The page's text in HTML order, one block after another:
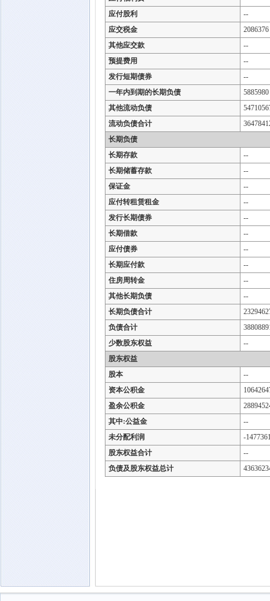
应付股利
--
应交税金
2086376
其他应交款
--
预提费用
--
发行短期债券
--
一年内到期的长期负债
5885980
其他流动负债
流动负债合计
长期负债
长期存款
--
长期储蓄存款
--
保证金
--
应付转租赁租金
--
发行长期债券
--
长期借款
--
应付债券
--
长期应付款
--
住房周转金
--
其他长期负债
--
长期负债合计
负债合计
少数股东权益
--
股东权益
股本
--
资本公积金
盈余公积金
其中:公益金
--
未分配利润
-
股东权益合计
--
负债及股东权益总计